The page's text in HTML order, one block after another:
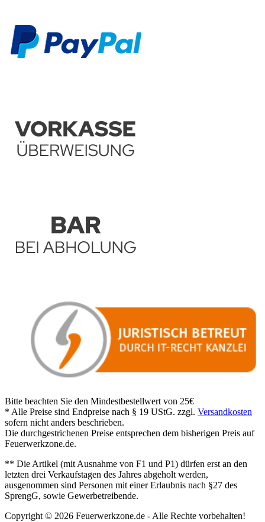
Bitte beachten Sie den Mindestbestellwert von 25€
* Alle Preise sind Endpreise nach § 19 UStG. zzgl. Versandkosten
sofern nicht anders beschrieben.
Die durchgestrichenen Preise entsprechen dem bisherigen Preis auf
Feuerwerkzone.de.
** Die Artikel (mit Ausnahme von F1 und P1) dürfen erst an den
letzten drei Verkaufstagen des Jahres abgeholt werden,
ausgenommen sind Personen mit einer Erlaubnis nach §27 des
SprengG, sowie Gewerbetreibende.
Copyright © 2026 Feuerwerkzone.de - Alle Rechte vorbehalten!